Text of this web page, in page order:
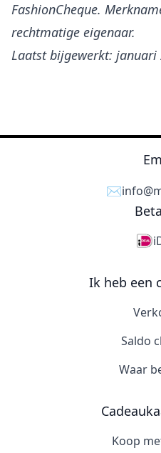
FashionCheque.
rechtmatige eigenaar.
Laatst bijgewerkt: januari
✉️
Ik heb een
Saldo
Waar
Koop